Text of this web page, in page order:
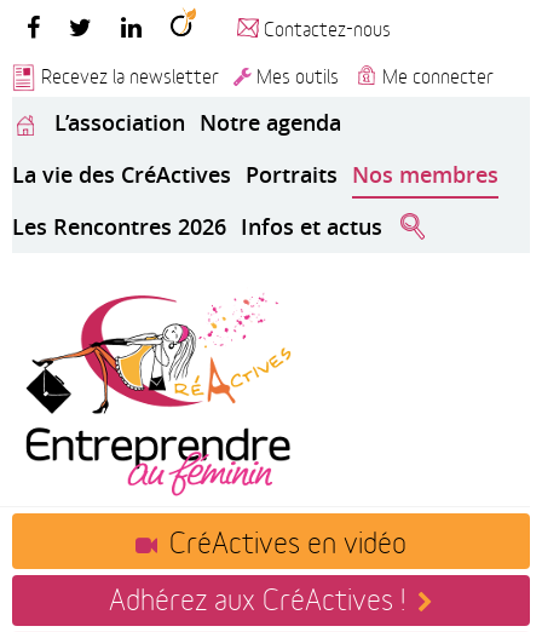
Contactez-nous
Recevez la newsletter
Mes outils Me connecter
L’association Notre agenda
La vie des CréActives Portraits Nos membres
Les Rencontres 2026 Infos et actus
CréActives en vidéo
Adhérez aux CréActives !